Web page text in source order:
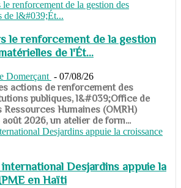
le renforcement de la gestion
de l'Ét...
Domerçant - 07/08/26
actions de renforcement des
publiques, l&#039;Office de
Ressources Humaines (OMRH)
2026, un atelier de form...
Desjardins appuie la
en Haïti